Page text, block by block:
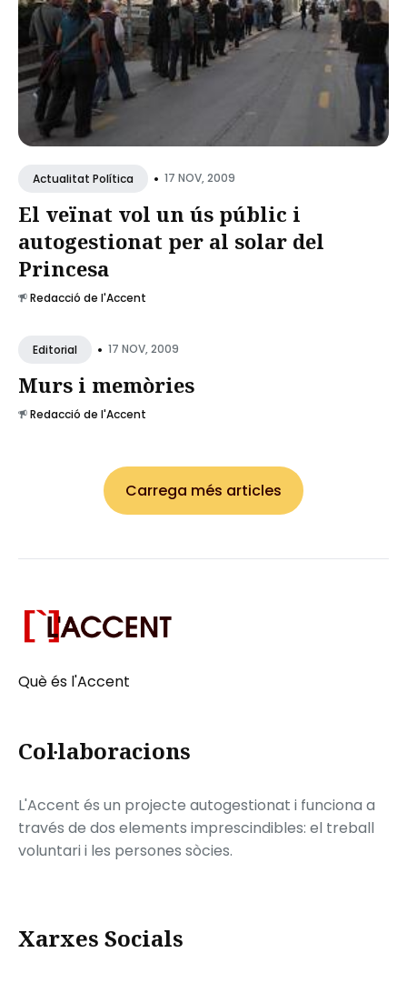
Actualitat Política • 17 NOV, 2009
El veïnat vol un ús públic i
autogestionat per al solar del
Princesa
Redacció de l'Accent
Editorial • 17 NOV, 2009
Murs i memòries
Redacció de l'Accent
Carrega més articles
Què és l'Accent
Col·laboracions
L'Accent és un projecte autogestionat i funciona a
través de dos elements imprescindibles: el treball
voluntari i les persones sòcies.
Xarxes Socials